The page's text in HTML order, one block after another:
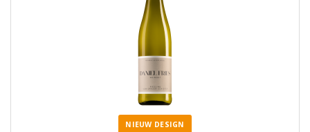
NIEUW DESIGN